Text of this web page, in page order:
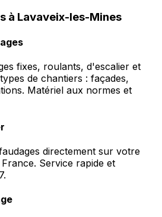
à Lavaveix-les-Mines
fixes, roulants, d'escalier et
de chantiers : façades,
Matériel aux normes et
directement sur votre
Service rapide et